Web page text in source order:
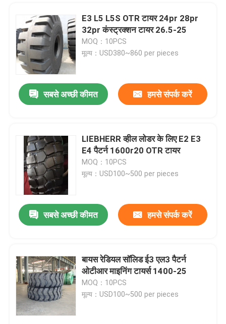
हमारे बारे में
फैक्टरी यात्रा
गुणवत्ता नियंत्रण
हमसे संपर्क करें
समाचार
सभी मामलों
टीबीआर टायर्स
ओटीआर टायर्स
E3 L5 L5S OTR टायर 24pr 28pr
32pr कंस्ट्रक्शन टायर 26.5-25
MOQ：10PCS
मूल्य：USD380~860 per pieces
सबसे अच्छी कीमत हमसे संपर्क करें
LIEBHERR व्हील लोडर के लिए E2 E3
E4 पैटर्न 1600r20 OTR टायर
MOQ：10PCS
मूल्य：USD100~500 per pieces
सबसे अच्छी कीमत हमसे संपर्क करें
बायस रेडियल सॉलिड ई3 एल3 पैटर्न
ओटीआर माइनिंग टायर्स 1400-25
MOQ：10PCS
मूल्य：USD100~500 per pieces